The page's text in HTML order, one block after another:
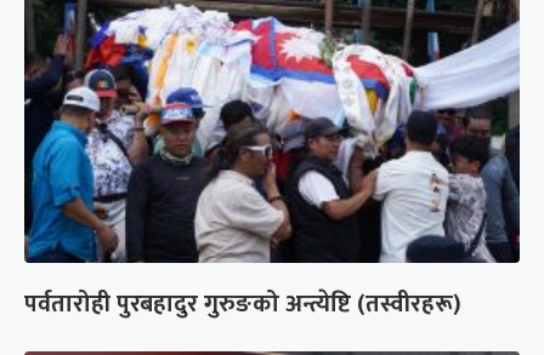
पर्वतारोही पुरबहादुर गुरुङको अन्त्येष्टि (तस्वीरहरू)